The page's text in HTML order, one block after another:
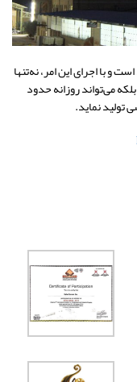
با اجرای این امر، نه‌تنها
می‌تواند روزانه حدود